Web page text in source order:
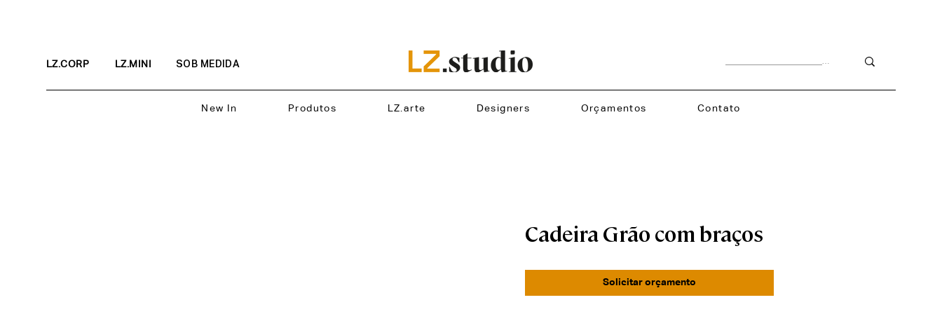
LZ.CORP LZ.MINI SOB MEDIDA
New In Produtos LZ.arte Designers Orçamentos Contato
Cadeira Grão com braços
Solicitar orçamento